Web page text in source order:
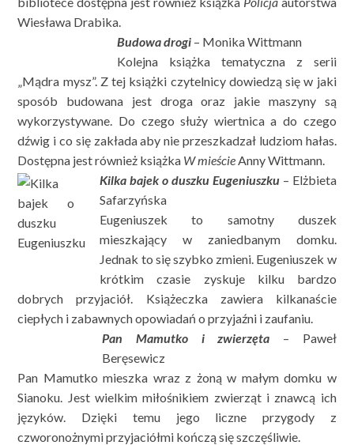
Wiesława Drabika.
Budowa drogi – Monika Wittmann
Kolejna książka tematyczna z serii
„Mądra mysz”. Z tej książki czytelnicy dowiedzą się w jaki
sposób budowana jest droga oraz jakie maszyny są
wykorzystywane. Do czego służy wiertnica a do czego
dźwig i co się zakłada aby nie przeszkadzał ludziom hałas.
Dostępna jest również książka W mieście Anny Wittmann.
Kilka bajek o duszku Eugeniuszku– Elżbieta
Safarzyńska
Eugeniuszek to samotny duszek
mieszkający w zaniedbanym domku.
Jednak to się szybko zmieni. Eugeniuszek w
krótkim czasie zyskuje kilku bardzo
dobrych przyjaciół. Książeczka zawiera kilkanaście
ciepłych i zabawnych opowiadań o przyjaźni i zaufaniu.
Pan Mamutko i zwierzęta – Paweł
Beręsewicz
Pan Mamutko mieszka wraz z żoną w małym domku w
Sianoku. Jest wielkim miłośnikiem zwierząt i znawcą ich
języków. Dzięki temu jego liczne przygody z
czworonożnymi przyjaciółmi kończą się szczęśliwie.